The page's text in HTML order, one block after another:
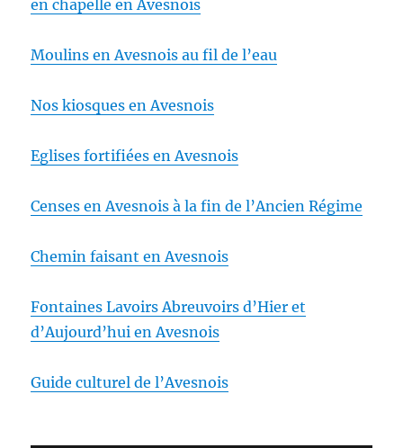
en chapelle en Avesnois
Moulins en Avesnois au fil de l’eau
Nos kiosques en Avesnois
Eglises fortifiées en Avesnois
Censes en Avesnois à la fin de l’Ancien Régime
Chemin faisant en Avesnois
Fontaines Lavoirs Abreuvoirs d’Hier et
d’Aujourd’hui en Avesnois
Guide culturel de l’Avesnois